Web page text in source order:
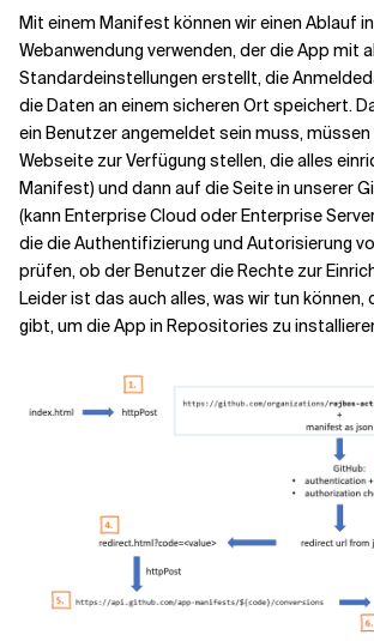
Mit einem Manifest können wir einen Ablauf
Webanwendung verwenden, der die App mit
Standardeinstellungen erstellt, die
die Daten an einem sicheren Ort speichert.
ein Benutzer angemeldet sein muss, müssen
Webseite zur Verfügung stellen, die alles
Manifest) und dann auf die Seite in unserer
(kann Enterprise Cloud oder Enterprise
die die Authentifizierung und Autorisierung
prüfen, ob der Benutzer die Rechte zur
Leider ist das auch alles, was wir tun können,
gibt, um die App in Repositories zu